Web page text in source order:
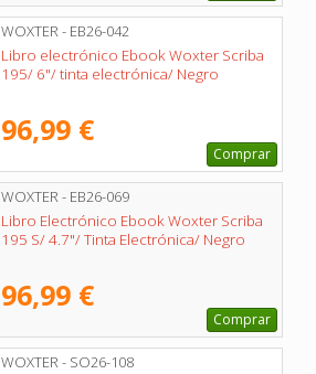
WOXTER - EB26-042
Libro electrónico Ebook Woxter Scriba
195/ 6"/ tinta electrónica/ Negro
96,99 €
Comprar
WOXTER - EB26-069
Libro Electrónico Ebook Woxter Scriba
195 S/ 4.7"/ Tinta Electrónica/ Negro
96,99 €
Comprar
WOXTER - SO26-108